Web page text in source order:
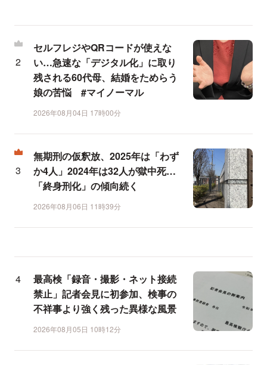
セルフレジやQRコードが使えな
い…急速な「デジタル化」に取り
残される60代母、結婚をためらう
娘の苦悩 #マイノーマル
2026年08月04日 17時00分
無期刑の仮釈放、2025年は「わず
か4人」2024年は32人が獄中死…
「終身刑化」の傾向続く
2026年08月06日 11時39分
最高検「録音・撮影・ネット接続
禁止」記者会見に初参加、検事の
不祥事より強く残った異様な風景
2026年08月05日 10時12分